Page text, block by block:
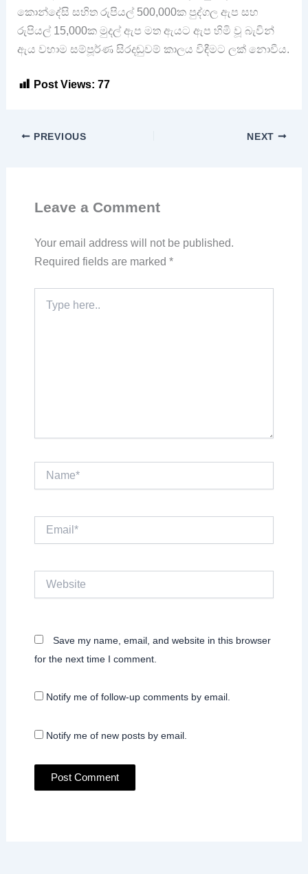
කොන්දේසි සහිත රුපියල් 500,000ක පුද්ගල ඇප සහ
රුපියල් 15,000ක මුදල් ඇප මත ඇයට ඇප හිමි වූ බැවින්
ඇය වහාම සම්පූර්ණ සිරදඬුවම් කාලය විඳීමට ලක් නොවීය.
Post Views: 77
PREVIOUS NEXT
Leave a Comment
Your email address will not be published.
Required fields are marked *
here..
Name*
Email*
Save my name, email, and website in this browser
for the next time I comment.
Notify me of follow-up comments by email.
Notify me of new posts by email.